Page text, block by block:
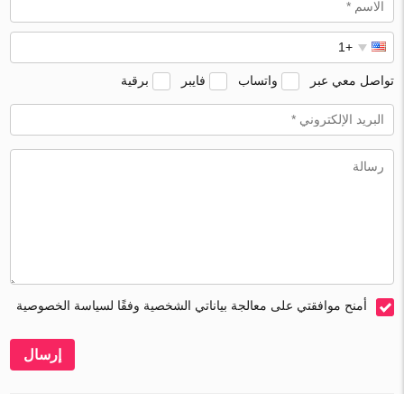
تواصل معي عبر واتساب فايبر برقية
أمنح موافقتي على معالجة بياناتي الشخصية وفقًا لسياسة الخصوصية
إرسال